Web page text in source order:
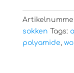
sokken Tags:
polyamide,